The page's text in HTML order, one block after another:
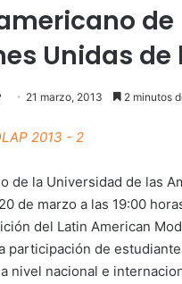
de
Unidas de
21 marzo, 2013 2 minutos
de la Universidad de las
de marzo a las 19:00
del Latin American
participación de
nivel nacional e